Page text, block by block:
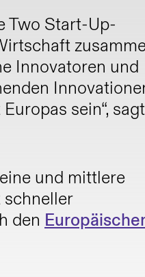
Two Start-Up-
Innovatoren und
sein“,
und mittlere
schneller
den